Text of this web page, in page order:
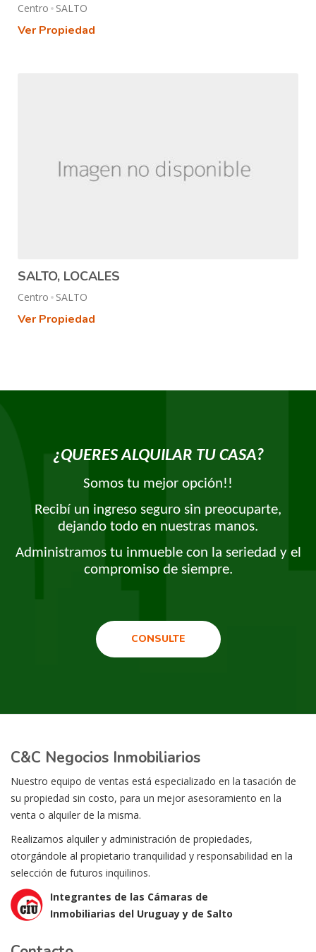
Centro SALTO
Ver Propiedad
SALTO, LOCALES
Centro SALTO
Ver Propiedad
¿QUERES ALQUILAR TU CASA?
Somos tu mejor opción!!
Recibí un ingreso seguro sin preocuparte,
dejando todo en nuestras manos.
Administramos tu inmueble con la seriedad y el
compromiso de siempre.
CONSULTE
C&C Negocios Inmobiliarios
Nuestro equipo de ventas está especializado en la tasación de
su propiedad sin costo, para un mejor asesoramiento en la
venta o alquiler de la misma.
Realizamos alquiler y administración de propiedades,
otorgándole al propietario tranquilidad y responsabilidad en la
selección de futuros inquilinos.
Integrantes de las Cámaras de
Inmobiliarias del Uruguay y de Salto